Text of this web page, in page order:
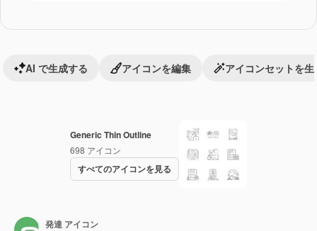
Generic Thin Outline
698 アイコン
すべてのアイコンを見る
AI で生成する アイコンを編集 アイコンセットを生
発達 アイコン